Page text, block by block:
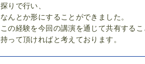
探りで行い、
なんとか形にすることができました。
この経験を今回の講演を通じて共有する
持って頂ければと考えております。